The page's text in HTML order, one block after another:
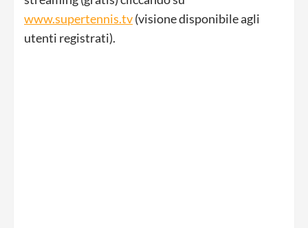
www.supertennis.tv(visione disponibile agli
utenti registrati).